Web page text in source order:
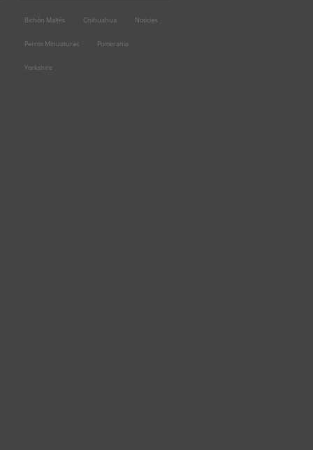
Bichón Maltés Chihuahua Noticias
Perros Minuaturas Pomerania
Yorkshire